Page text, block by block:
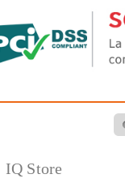
IQ Store